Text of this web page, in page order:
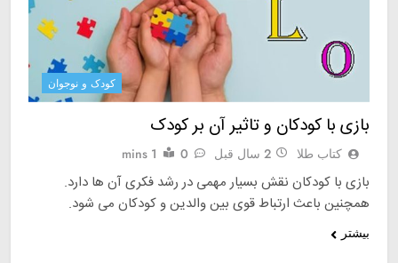
کودک و نوجوان
بازی با کودکان و تاثیر آن بر کودک
کتاب طلا 2 سال قبل 0
1 mins
بازی با کودکان نقش بسیار مهمی در رشد فکری آن ها دارد.
همچنین باعث ارتباط قوی بین والدین و کودکان می شود.
بیشتر